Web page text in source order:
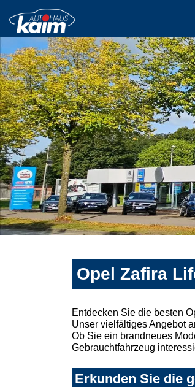
Opel Zafira
Entdecken Sie die besten
Unser vielfältiges Angebot
Ob Sie ein brandneues
Gebrauchtfahrzeug
Erkunden Sie die